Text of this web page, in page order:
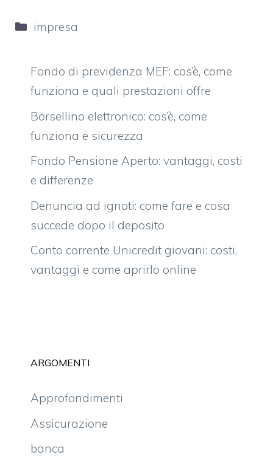
Categorie
impresa
Fondo di previdenza MEF: cos’è, come
funziona e quali prestazioni offre
Borsellino elettronico: cos’è, come
funziona e sicurezza
Fondo Pensione Aperto: vantaggi, costi
e differenze
Denuncia ad ignoti: come fare e cosa
succede dopo il deposito
Conto corrente Unicredit giovani: costi,
vantaggi e come aprirlo online
ARGOMENTI
Approfondimenti
Assicurazione
banca